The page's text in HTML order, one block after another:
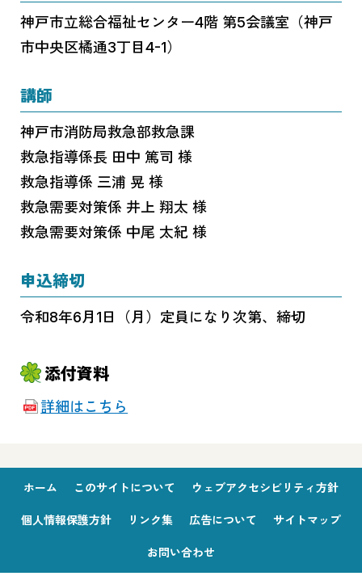
神戸市立総合福祉センター4階 第5会議室（神戸
市中央区橘通3丁目4-1）
講師
神戸市消防局救急部救急課
救急指導係長 田中 篤司 様
救急指導係 三浦 晃 様
救急需要対策係 井上 翔太 様
救急需要対策係 中尾 太紀 様
申込締切
令和8年6月1日（月）定員になり次第、締切
添付資料
詳細はこちら
ホーム このサイトについて ウェブアクセシビリティ方針
個人情報保護方針 リンク集 広告について サイトマップ
お問い合わせ